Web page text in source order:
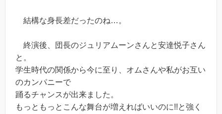
結構な身長差だったのね…。
終演後、団長のジュリアムーンさんと安達悦子さん
と。
学生時代の関係から今に至り、オムさんや私がお互い
のカンパニーで
踊るチャンスが出来ました。
もっともっとこんな舞台が増えればいいのに!!と強く